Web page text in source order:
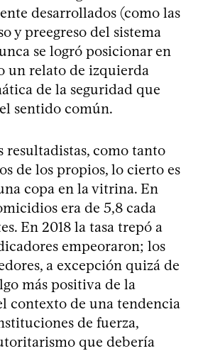
desarrollados (como las
y preegreso del sistema
se logró posicionar en
un relato de izquierda
de la seguridad que
sentido común.
resultadistas, como tanto
de los propios, lo cierto es
copa en la vitrina. En
era de 5,8 cada
En 2018 la tasa trepó a
empeoraron; los
a excepción quizá de
más positiva de la
contexto de una tendencia
de fuerza,
que debería